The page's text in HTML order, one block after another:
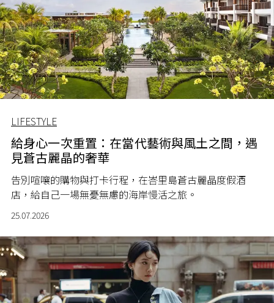
LIFESTYLE
給身心一次重置：在當代藝術與風土之間，遇
見蒼古麗晶的奢華
告別喧嚷的購物與打卡行程，在峇里島蒼古麗晶度假酒
店，給自己一場無憂無慮的海岸慢活之旅。
25.07.2026